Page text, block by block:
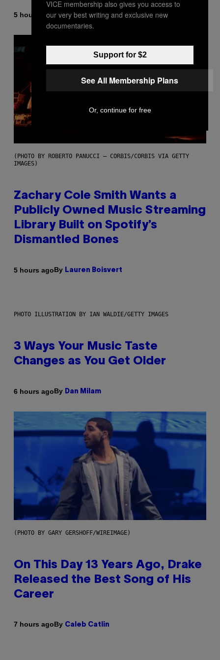
5 hours agoByStephen Andrew Galiher
(PHOTO BY ROBERTO PANUCCI – CORBIS/CORBIS VIA GETTY
IMAGES)
Zachary Cole Smith Wants a
Publicly Owned Music Streaming
Library Built on Spotify’s
Dismantled Bones
5 hours agoBy Lauren Boisvert
PHOTO ILLUSTRATION BY IAN WALDIE/GETTY IMAGES
3 Ways Your Music Taste
Changes as You Get Older
6 hours agoBy Dan Milam
(PHOTO BY GARY GERSHOFF/WIREIMAGE)
On This Day 13 Years Ago, Drake
Released the Best Song of His
Career
7 hours agoBy Caleb Catlin
VICE membership also gives you access to
our very best writing and exclusive new
documentaries.
Support for $2
See All Membership Plans
Or, continue for free